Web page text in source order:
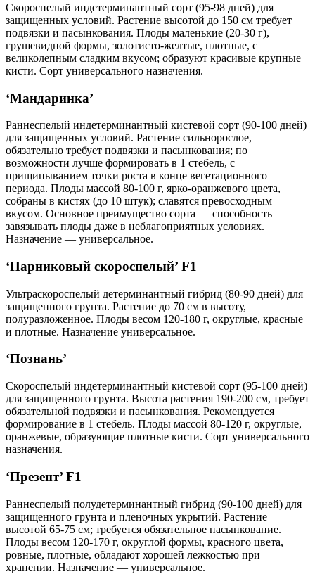
Скороспелый индетерминантный сорт (95-98 дней) для
защищенных условий. Растение высотой до 150 см требует
подвязки и пасынкования. Плоды маленькие (20-30 г),
грушевидной формы, золотисто-желтые, плотные, с
великолепным сладким вкусом; образуют красивые крупные
кисти. Сорт универсального назначения.
‘Мандаринка’
Раннеспелый индетерминантный кистевой сорт (90-100 дней)
для защищенных условий. Растение сильнорослое,
обязательно требует подвязки и пасынкования; по
возможности лучше формировать в 1 стебель, с
прищипыванием точки роста в конце вегетационного
периода. Плоды массой 80-100 г, ярко-оранжевого цвета,
собраны в кистях (до 10 штук); славятся превосходным
вкусом. Основное преимущество сорта — способность
завязывать плоды даже в неблагоприятных условиях.
Назначение — универсальное.
‘Парниковый скороспелый’ F1
Ультраскороспелый детерминантный гибрид (80-90 дней) для
защищенного грунта. Растение до 70 см в высоту,
полуразложенное. Плоды весом 120-180 г, округлые, красные
и плотные. Назначение универсальное.
‘Познань’
Скороспелый индетерминантный кистевой сорт (95-100 дней)
для защищенного грунта. Высота растения 190-200 см, требует
обязательной подвязки и пасынкования. Рекомендуется
формирование в 1 стебель. Плоды массой 80-120 г, округлые,
оранжевые, образующие плотные кисти. Сорт универсального
назначения.
‘Презент’ F1
Раннеспелый полудетерминантный гибрид (90-100 дней) для
защищенного грунта и пленочных укрытий. Растение
высотой 65-75 см; требуется обязательное пасынкование.
Плоды весом 120-170 г, округлой формы, красного цвета,
ровные, плотные, обладают хорошей лежкостью при
хранении. Назначение — универсальное.